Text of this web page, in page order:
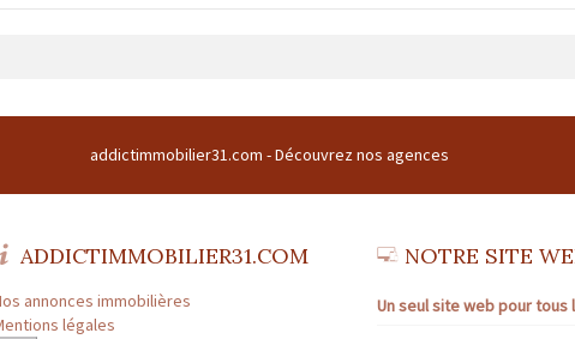
: HAUTE-GARONNE | Capital : 8 000 € | Caisse garantie financière : *
addictimmobilier31.com -Découvrez nos agences
ADDICTIMMOBILIER31.COM
annonces immobilières
légales
NOTRE SITE
Un seul site web pour tous